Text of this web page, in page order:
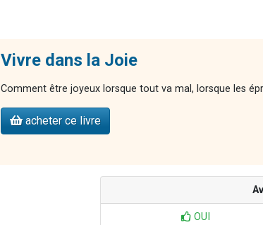
Vivre dans la Joie
Comment être joyeux lorsque tout va mal, lorsque les
acheter ce livre
OUI